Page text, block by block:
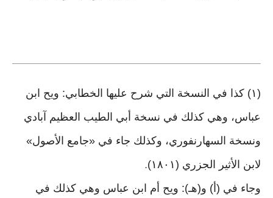
(١) كذا في النسخة التي شرح عليها الخطابي: ويح ابن
عباس، وهي كذلك في نسخة أبي الطيب العظيم آبادي
ونسخة السهارنفوري، وكذلك جاء في «جامع الأصول»
لابن الأثير الجزري (١٨٠١)
.
وجاء في (أ) و(هـ): ويح أم ابن عباس وهي كذلك في